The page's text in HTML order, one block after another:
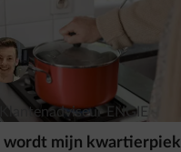
ENGIE
wordt mijn kwartierpiek